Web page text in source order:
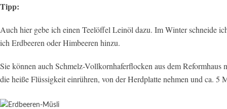
Tipp:
Auch hier gebe ich einen Teelöffel Leinöl dazu. Im Winter schneide
ich Erdbeeren oder Himbeeren hinzu.
Sie können auch Schmelz-Vollkornhaferflocken aus dem
die heiße Flüssigkeit einrühren, von der Herdplatte nehmen und ca. 5